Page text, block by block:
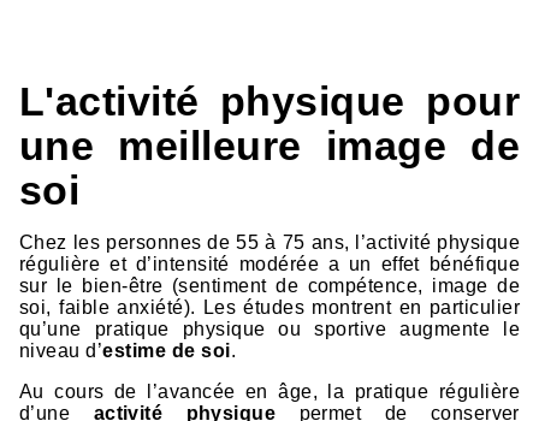
L'activité physique pour
une meilleure image de
soi
Chez les personnes de 55 à 75 ans, l’activité physique
régulière et d’intensité modérée a un effet bénéfique
sur le bien-être (sentiment de compétence, image de
soi, faible anxiété). Les études montrent en particulier
qu’une pratique physique ou sportive augmente le
niveau d’estime de soi.
Au cours de l’avancée en âge, la pratique régulière
d’une activité physique permet de conserver